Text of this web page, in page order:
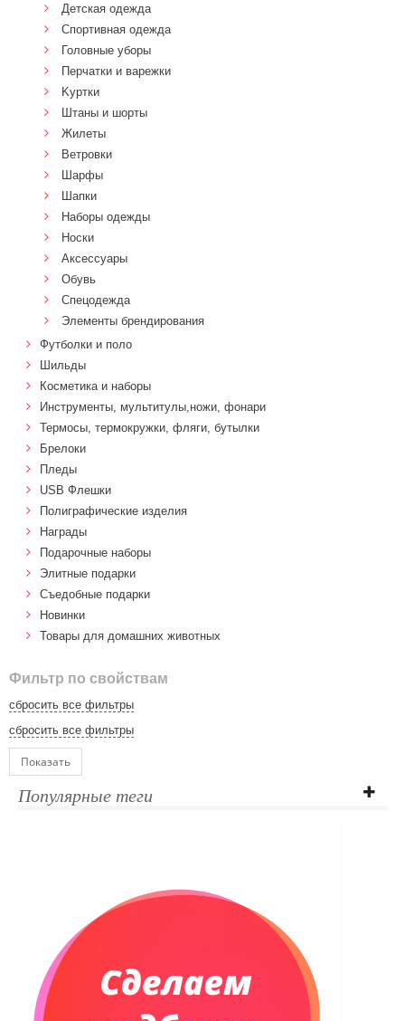
Детская одежда
Спортивная одежда
Головные уборы
Перчатки и варежки
Kуртки
Штаны и шорты
Жилеты
Ветровки
Шарфы
Шапки
Наборы одежды
Носки
Аксессуары
Обувь
Спецодежда
Элементы брендирования
Футболки и поло
Шильды
Косметика и наборы
Инструменты, мультитулы,ножи, фонари
Термосы, термокружки, фляги, бутылки
Брелоки
Пледы
USB Флешки
Полиграфические изделия
Награды
Подарочные наборы
Элитные подарки
Cъедобные подарки
Новинки
Товары для домашних животных
Фильтр по свойствам
сбросить все фильтры
сбросить все фильтры
Показать
Популярные теги